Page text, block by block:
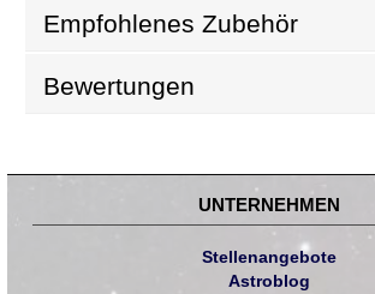
Empfohlenes Zubehör
Bewertungen
UNTERNEHMEN
Stellenangebote
Astroblog